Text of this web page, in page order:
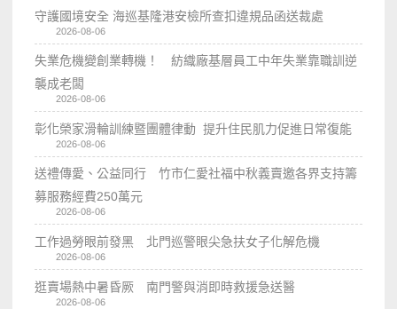
守護國境安全 海巡基隆港安檢所查扣違規品函送裁處
2026-08-06
失業危機變創業轉機！ 紡織廠基層員工中年失業靠職訓逆
襲成老闆
2026-08-06
彰化榮家滑輪訓練暨團體律動 提升住民肌力促進日常復能
2026-08-06
送禮傳愛、公益同行 竹市仁愛社福中秋義賣邀各界支持籌
募服務經費250萬元
2026-08-06
工作過勞眼前發黑 北門巡警眼尖急扶女子化解危機
2026-08-06
逛賣場熱中暑昏厥 南門警與消即時救援急送醫
2026-08-06